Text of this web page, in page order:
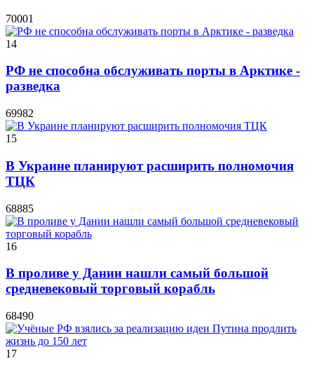
70001
14
РФ не способна обслуживать порты в Арктике -
разведка
69982
15
В Украине планируют расширить полномочия
ТЦК
68885
16
В проливе у Дании нашли самый большой
средневековый торговый корабль
68490
17